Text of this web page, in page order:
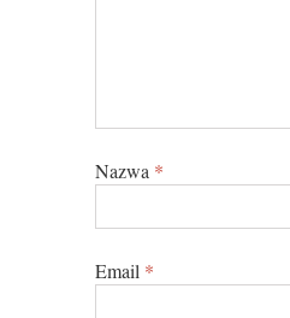
Nazwa *
Email *